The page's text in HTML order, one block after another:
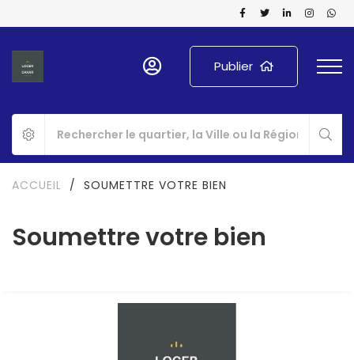
Publier
Soumettre votre bien
ACCUEIL / SOUMETTRE VOTRE BIEN